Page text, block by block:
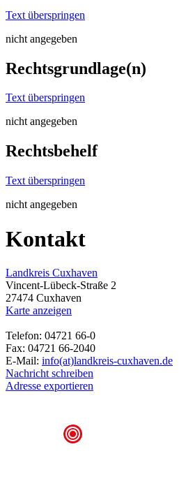
Text überspringen
nicht angegeben
Rechtsgrundlage(n)
Text überspringen
nicht angegeben
Rechtsbehelf
Text überspringen
nicht angegeben
Kontakt
Landkreis Cuxhaven
Vincent-Lübeck-Straße 2
27474 Cuxhaven
Karte anzeigen
Telefon: 04721 66-0
Fax: 04721 66-2040
E-Mail: info(at)landkreis-cuxhaven.de
Nachricht schreiben
Adresse exportieren